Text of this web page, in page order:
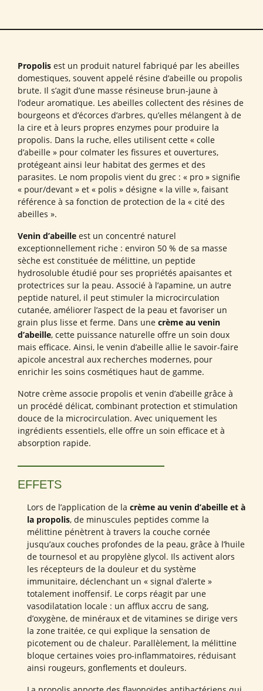
Propolis est un produit naturel fabriqué par les abeilles
domestiques, souvent appelé résine d’abeille ou propolis
brute. Il s’agit d’une masse résineuse brun-jaune à
l’odeur aromatique. Les abeilles collectent des résines de
bourgeons et d’écorces d’arbres, qu’elles mélangent à de
la cire et à leurs propres enzymes pour produire la
propolis. Dans la ruche, elles utilisent cette « colle
d’abeille » pour colmater les fissures et ouvertures,
protégeant ainsi leur habitat des germes et des
parasites. Le nom propolis vient du grec : « pro » signifie
« pour/devant » et « polis » désigne « la ville », faisant
référence à sa fonction de protection de la « cité des
abeilles ».
Venin d’abeille est un concentré naturel
exceptionnellement riche : environ 50 % de sa masse
sèche est constituée de mélittine, un peptide
hydrosoluble étudié pour ses propriétés apaisantes et
protectrices sur la peau. Associé à l’apamine, un autre
peptide naturel, il peut stimuler la microcirculation
cutanée, améliorer l’aspect de la peau et favoriser un
grain plus lisse et ferme. Dans une crème au venin
d’abeille, cette puissance naturelle offre un soin doux
mais efficace. Ainsi, le venin d’abeille allie le savoir-faire
apicole ancestral aux recherches modernes, pour
enrichir les soins cosmétiques haut de gamme.
Notre crème associe propolis et venin d’abeille grâce à
un procédé délicat, combinant protection et stimulation
douce de la microcirculation. Avec uniquement les
ingrédients essentiels, elle offre un soin efficace et à
absorption rapide.
EFFETS
Lors de l’application de la crème au venin d’abeille et à
la propolis, de minuscules peptides comme la
mélittine pénètrent à travers la couche cornée
jusqu’aux couches profondes de la peau, grâce à l’huile
de tournesol et au propylène glycol. Ils activent alors
les récepteurs de la douleur et du système
immunitaire, déclenchant un « signal d’alerte »
totalement inoffensif. Le corps réagit par une
vasodilatation locale : un afflux accru de sang,
d’oxygène, de minéraux et de vitamines se dirige vers
la zone traitée, ce qui explique la sensation de
picotement ou de chaleur. Parallèlement, la mélittine
bloque certaines voies pro-inflammatoires, réduisant
ainsi rougeurs, gonflements et douleurs.